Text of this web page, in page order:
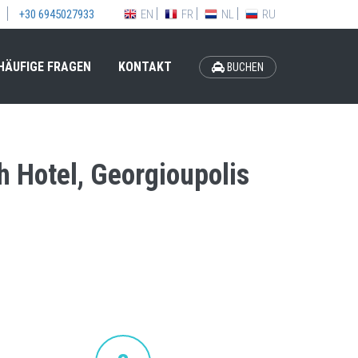
+30 6945027933 EN FR NL RU
FRAGEN KONTAKT BUCHEN
Hotel, Georgioupolis